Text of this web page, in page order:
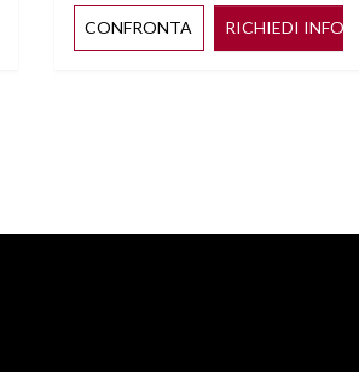
CONFRONTA
RICHIEDI INFO